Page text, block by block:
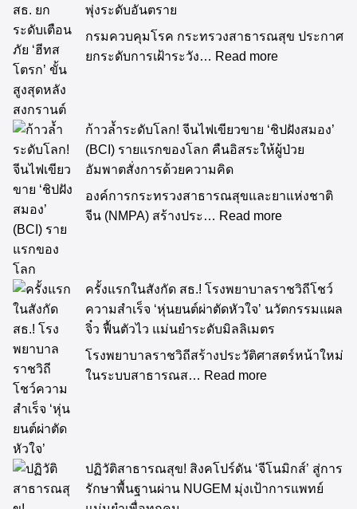
พุ่งระดับอันตราย
กรมควบคุมโรค กระทรวงสาธารณสุข ประกาศ
ยกระดับการเฝ้าระวัง… Read more
ก้าวล้ำระดับโลก! จีนไฟเขียวขาย ‘ชิปฝังสมอง’
(BCI) รายแรกของโลก คืนอิสระให้ผู้ป่วย
อัมพาตสั่งการด้วยความคิด
องค์การกระทรวงสาธารณสุขและยาแห่งชาติ
จีน (NMPA) สร้างประ… Read more
ครั้งแรกในสังกัด สธ.! โรงพยาบาลราชวิถีโชว์
ความสำเร็จ ‘หุ่นยนต์ผ่าตัดหัวใจ’ นวัตกรรมแผล
จิ๋ว ฟื้นตัวไว แม่นยำระดับมิลลิเมตร
โรงพยาบาลราชวิถีสร้างประวัติศาสตร์หน้าใหม่
ในระบบสาธารณส… Read more
ปฏิวัติสาธารณสุข! สิงคโปร์ดัน ‘จีโนมิกส์’ สู่การ
รักษาพื้นฐานผ่าน NUGEM มุ่งเป้าการแพทย์